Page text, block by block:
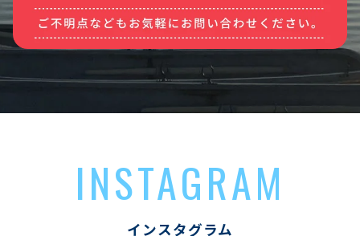
INSTAGRAM
インスタグラム